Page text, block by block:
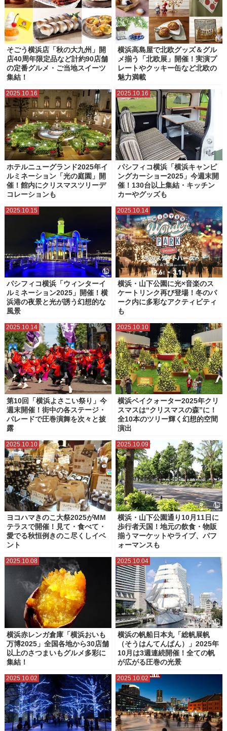
そごう横浜店「秋の大九州」開
店40周年限定品など計約90店舗
の定番グルメ・ご当地スイーツ
集結！
横浜高島屋で北欧グッズ＆グル
メ揃う「北欧展」開催！実演プ
レートやクッキー缶など北欧の
魅力満載
2025.10.16
ホテルニューグランド2025年イ
ルミネーション「光の庭園」開
催！館内にクリスマスツリーデ
コレーションも
2025.10.16
パシフィコ横浜「横浜キャンピ
ングカーショー2025」今週末開
催！130台以上集結・キッチン
カーやグッズも
2025.10.15
パシフィコ横浜「ウィンターイ
ルミネーション2025」開催！横
浜港の夜景と光が誘う幻想的な
風景
2025.10.14
横浜・山下公園に光×音楽のス
ケートリンク再び登場！冬のパ
ーク内に多彩なアクティビティ
も
2025.10.14
第10回「横浜よさこい祭り」今
週末開催！街中の各ステージ・
パレードで圧巻演舞を次々と披
露
2025.10.10
横浜ベイクォーター2025年クリ
スマスは“クリスマスの森”に！
全10本のツリー輝く幻想的空間
演出
2025.10.10
ヨコハマきのこ大祭2025がMM
テラスで開催！見て・食べて・
愛でる秋恒例きのこ尽くしイベ
ント
2025.10.09
横浜・山下公園通り10月11日に
歩行者天国！地元の飲食・物販
揃うマーケットやライブ、パフ
ォーマンスも
2025.10.08
横浜赤レンガ倉庫「横浜おいも
万博2025」全国各地から30店舗
以上のさつまいもグルメ多彩に
集結！
2025.10.04
横浜の帆船日本丸「総帆展帆
（そうはんてんぱん）」2025年
10月は3週連続開催！全ての帆
が広がる圧巻の光景
2025.10.02 2025.10.02